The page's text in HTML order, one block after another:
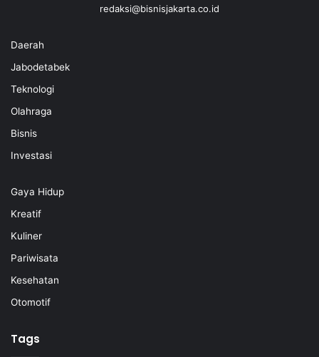
redaksi@bisnisjakarta.co.id
Daerah
Jabodetabek
Teknologi
Olahraga
Bisnis
Investasi
Gaya Hidup
Kreatif
Kuliner
Pariwisata
Kesehatan
Otomotif
Tags